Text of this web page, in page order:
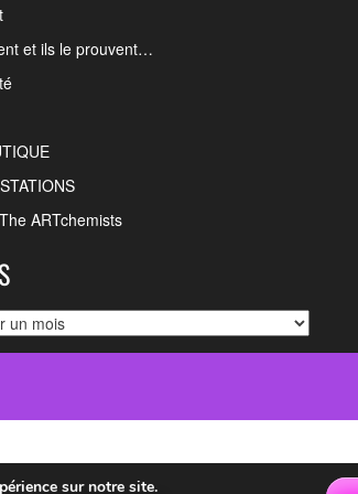
et ils le prouvent…
ARTchemists
sur notre site.